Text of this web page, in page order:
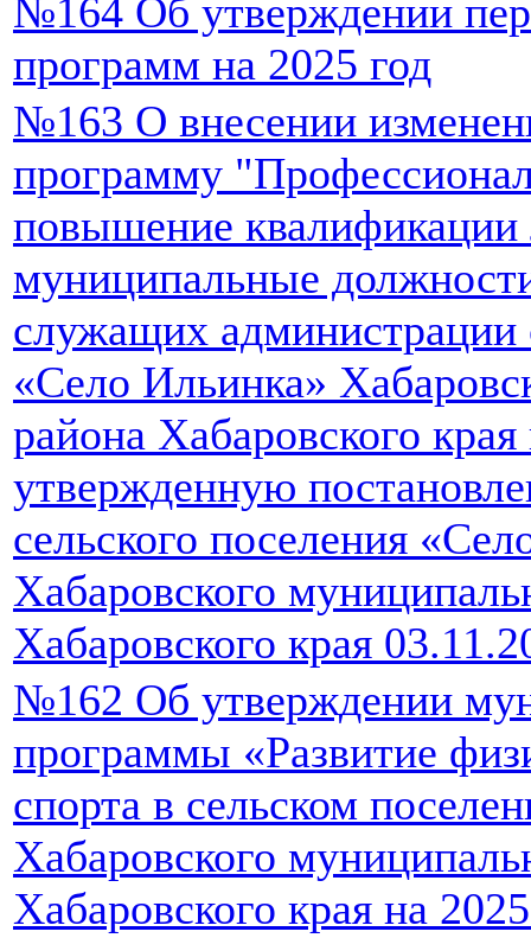
№164 Об утверждении
программ на 2025 год
№163 О внесении
программу
повышение
муниципальные
служащих администрации
«Село Ильинка»
района Хабаровского
утвержденную
сельского поселения
Хабаровского
Хабаровского края
№162 Об утверждении
программы «Развитие
спорта в сельском
Хабаровского
Хабаровского края на